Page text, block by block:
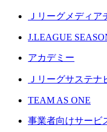
Ｊリーグメディア
J.LEAGUE
アカデミー
Ｊリーグサステナ
TEAM AS ONE
事業者向けサービ